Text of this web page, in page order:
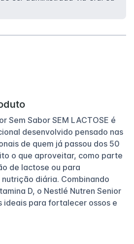
Sem Sabor SEM LACTOSE é
desenvolvido pensado nas
de quem já passou dos 50
o que aproveitar, como parte
de lactose ou para
diária. Combinando
D, o Nestlé Nutren Senior
ideais para fortalecer ossos e